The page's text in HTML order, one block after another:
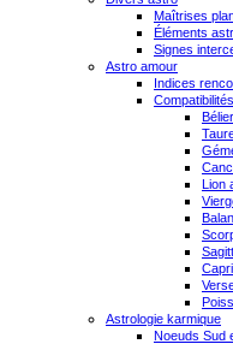
Maîtrises
Éléments
Signes
Astro amour
Indices
Lion
Astrologie karmique
Noeuds Sud